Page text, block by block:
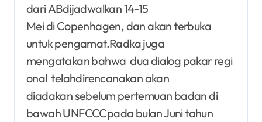
dari ABdijadwalkan 14-15
Mei di Copenhagen, dan akan terbuka
untuk pengamat.Radka juga
mengatakan bahwa dua dialog pakar regi
onal telahdirencanakan akan
diadakan sebelum pertemuan badan di
bawah UNFCCCpada bulan Juni tahun